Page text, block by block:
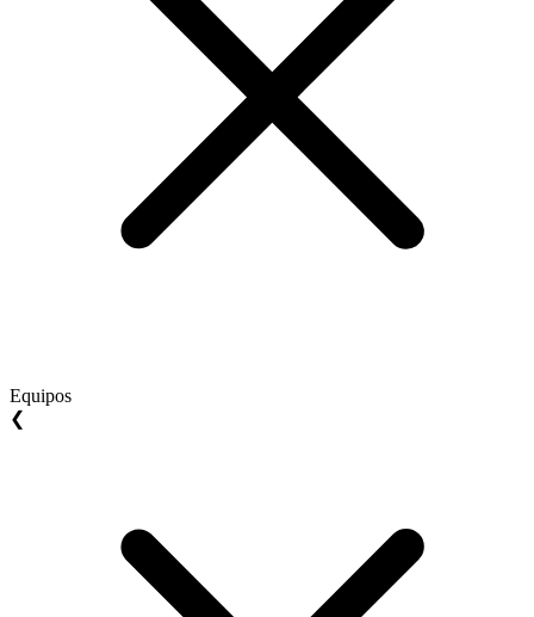
Equipos
❮